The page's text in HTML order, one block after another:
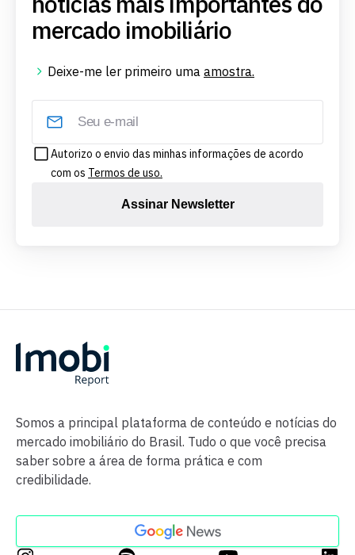
mercado imobiliário
Deixe-me ler primeiro uma amostra.
Autorizo o envio das minhas informações de acordo
com os Termos de uso.
Assinar Newsletter
Somos a principal plataforma de conteúdo e notícias do
mercado imobiliário do Brasil. Tudo o que você precisa
saber sobre a área de forma prática e com
credibilidade.